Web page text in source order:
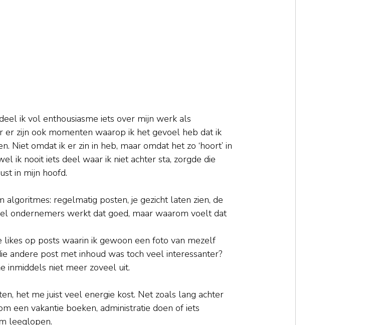
ik vol enthousiasme iets over mijn werk als
er zijn ook momenten waarop ik het gevoel heb dat ik
Niet omdat ik er zin in heb, maar omdat het zo ‘hoort’ in
ik nooit iets deel waar ik niet achter sta, zorgde die
in mijn hoofd.
algoritmes: regelmatig posten, je gezicht laten zien, de
ondernemers werkt dat goed, maar waarom voelt dat
likes op posts waarin ik gewoon een foto van mezelf
andere post met inhoud was toch veel interessanter?
inmiddels niet meer zoveel uit.
het me juist veel energie kost. Net zoals lang achter
een vakantie boeken, administratie doen of iets
leeglopen.